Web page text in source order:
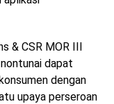
& CSR MOR III
dapat
dengan
upaya perseroan